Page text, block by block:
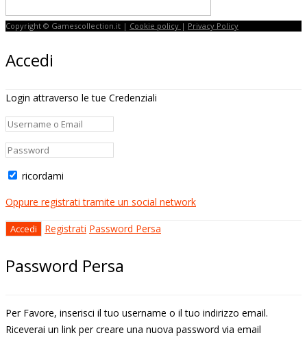
Copyright © Gamescollection.it | Cookie policy | Privacy Policy
Accedi
Login attraverso le tue Credenziali
ricordami
Oppure registrati tramite un social network
Registrati Password Persa
Password Persa
Per Favore, inserisci il tuo username o il tuo indirizzo email.
Riceverai un link per creare una nuova password via email